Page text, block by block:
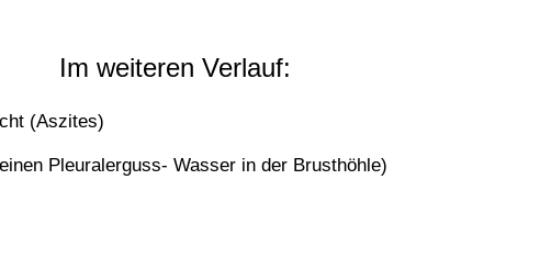
Im weiteren Verlauf:
(Aszites)
Pleuralerguss- Wasser in der Brusthöhle)